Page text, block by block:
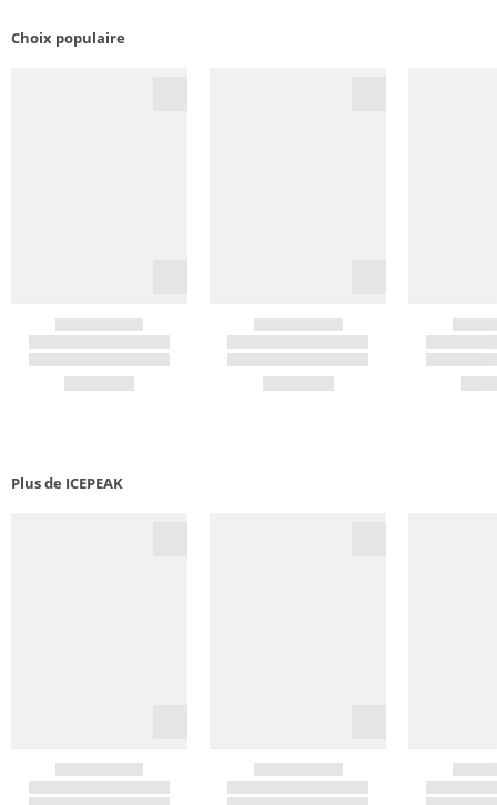
Choix populaire
Plus de ICEPEAK